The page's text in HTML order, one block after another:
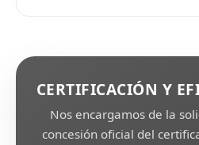
CERTIFICACIÓN Y
Nos encargamos de la
concesión oficial del